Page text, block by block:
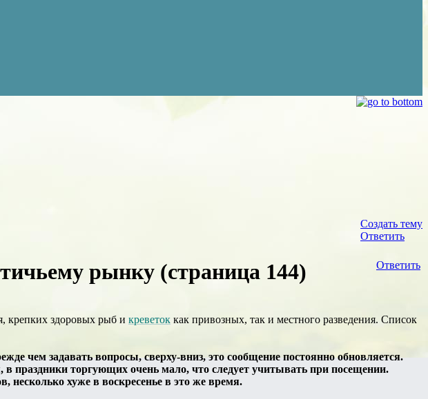
Создать тему
Ответить
Ответить
рынку (страница 144)
крепких здоровых рыб и креветок как привозных, так и местного разведения. Список
чем задавать вопросы, сверху-вниз, это сообщение постоянно обновляется.
праздники торгующих очень мало, что следует учитывать при посещении.
несколько хуже в воскресенье в это же время.